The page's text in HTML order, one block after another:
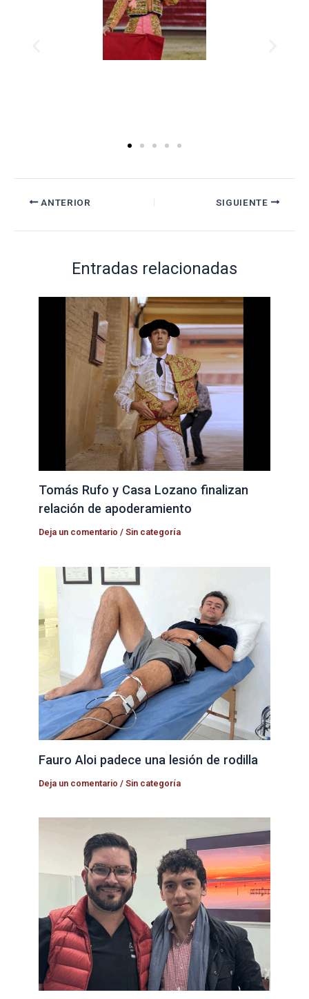
ANTERIOR SIGUIENTE
Entradas relacionadas
Tomás Rufo y Casa Lozano finalizan
relación de apoderamiento
Deja un comentario /Sin categoría
Fauro Aloi padece una lesión de rodilla
Deja un comentario /Sin categoría